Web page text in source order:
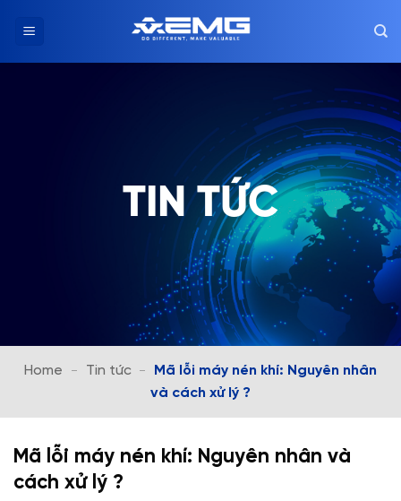
đến
TIN TỨC
Home - Tin tức -
Mã lỗi máy nén khí: Nguyên nhân
và cách xử lý ?
Mã lỗi máy nén khí: Nguyên nhân và
cách xử lý ?